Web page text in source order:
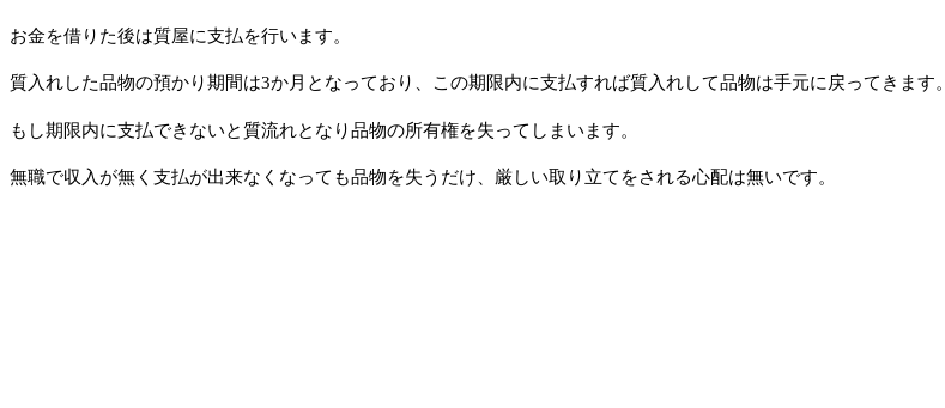
お金を借りた後は質屋に支払を行います。
質入れした品物の預かり期間は3か月となっており、この期限内に支払すれば質入れして品物は手元に戻ってきます。
もし期限内に支払できないと質流れとなり品物の所有権を失ってしまいます。
無職で収入が無く支払が出来なくなっても品物を失うだけ、厳しい取り立てをされる心配は無いです。